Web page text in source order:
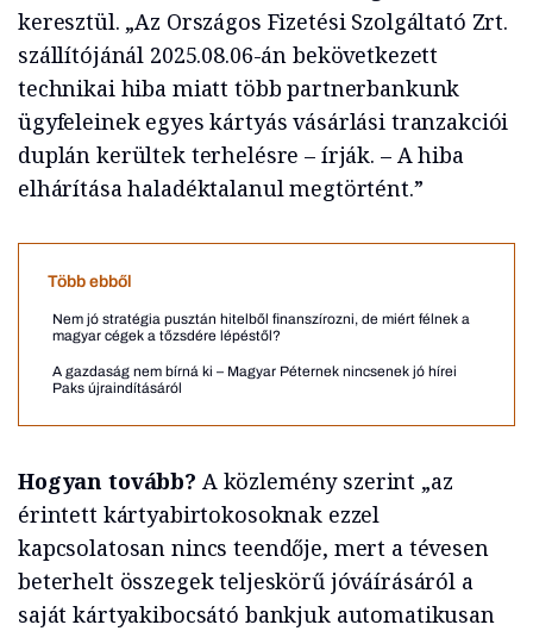
keresztül. „Az Országos Fizetési Szolgáltató Zrt.
szállítójánál 2025.08.06-án bekövetkezett
technikai hiba miatt több partnerbankunk
ügyfeleinek egyes kártyás vásárlási tranzakciói
duplán kerültek terhelésre – írják. – A hiba
elhárítása haladéktalanul megtörtént.”
Több ebből
Nem jó stratégia pusztán hitelből finanszírozni, de miért félnek a
magyar cégek a tőzsdére lépéstől?
A gazdaság nem bírná ki – Magyar Péternek nincsenek jó hírei
Paks újraindításáról
Hogyan tovább? A közlemény szerint „az
érintett kártyabirtokosoknak ezzel
kapcsolatosan nincs teendője, mert a tévesen
beterhelt összegek teljeskörű jóváírásáról a
saját kártyakibocsátó bankjuk automatikusan